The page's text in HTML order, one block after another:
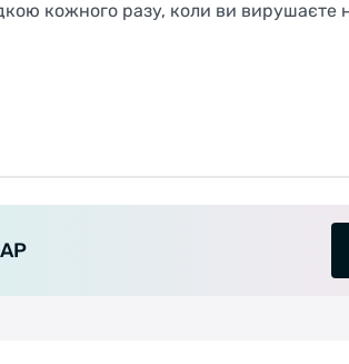
кожного разу, коли ви вирушаєте